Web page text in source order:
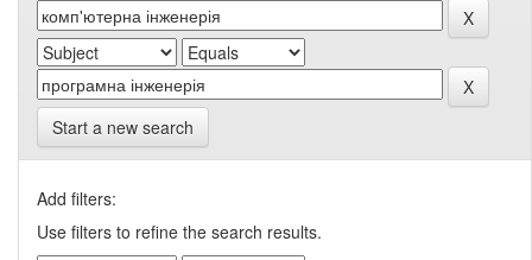
Start a new search
Add filters:
Use filters to refine the search results.